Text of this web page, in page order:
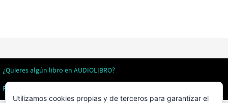
¿Quieres algún libro en AUDIOLIBRO?
Revistas literarias
Utilizamos cookies propias y de terceros para garantizar el